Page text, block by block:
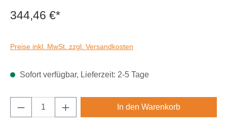
344,46 €*
Preise inkl. MwSt. zzgl. Versandkosten
Sofort verfügbar, Lieferzeit: 2-5 Tage
Produkt Anzahl: Gib den gewünschten
In den Warenkorb